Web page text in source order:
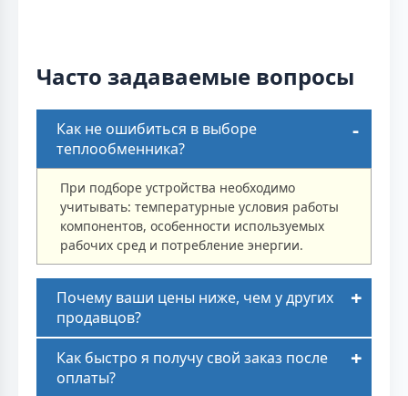
Часто задаваемые вопросы
Как не ошибиться в выборе
теплообменника?
При подборе устройства необходимо
учитывать: температурные условия работы
компонентов, особенности используемых
рабочих сред и потребление энергии.
Почему ваши цены ниже, чем у других
продавцов?
Как быстро я получу свой заказ после
оплаты?